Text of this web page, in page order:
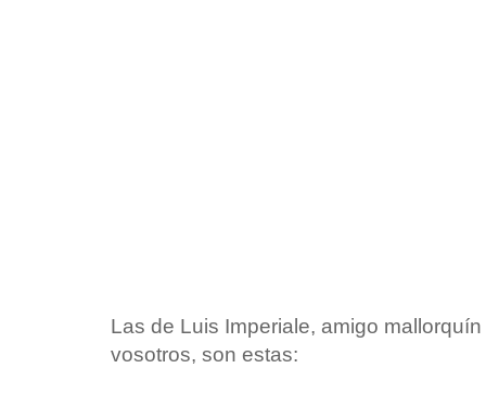
Las de Luis Imperiale, amigo
vosotros, son estas: